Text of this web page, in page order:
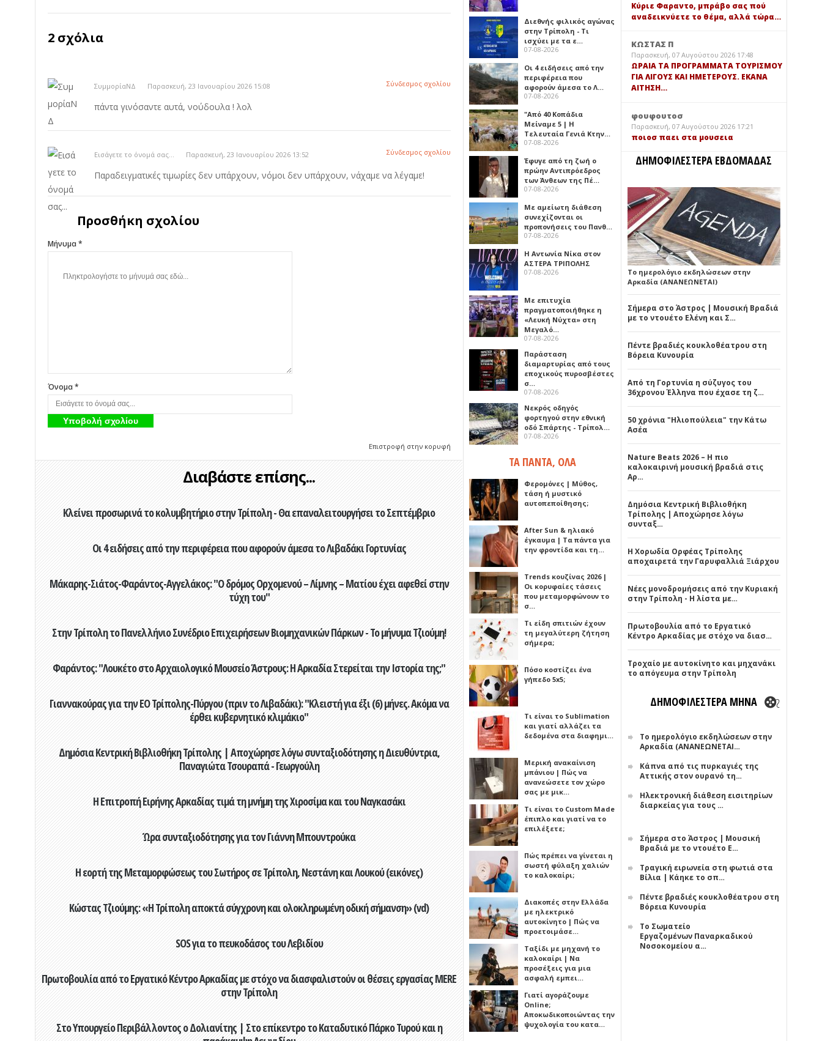
2 σχόλια
ΣυμμορίαΝΔ Παρασκευή, 23 Ιανουαρίου 2026 15:08 Σύνδεσμος σχολίου
πάντα γινόσαντε αυτά, νούδουλα ! λολ
Εισάγετε το όνομά σας... Παρασκευή, 23 Ιανουαρίου 2026 13:52 Σύνδεσμος σχολίου
Παραδειγματικές τιμωρίες δεν υπάρχουν, νόμοι δεν υπάρχουν, νάχαμε να λέγαμε!
Προσθήκη σχολίου
Μήνυμα *
Όνομα *
Επιστροφή στην κορυφή
Διαβάστε επίσης...
Κλείνει προσωρινά το κολυμβητήριο στην Τρίπολη - Θα επαναλειτουργήσει το Σεπτέμβριο
Οι 4 ειδήσεις από την περιφέρεια που αφορούν άμεσα το Λιβαδάκι Γορτυνίας
Μάκαρης-Σιάτος-Φαράντος-Αγγελάκος: "Ο δρόμος Ορχομενού – Λίμνης – Ματίου έχει αφεθεί στην
τύχη του"
Στην Τρίπολη το Πανελλήνιο Συνέδριο Επιχειρήσεων Βιομηχανικών Πάρκων - Το μήνυμα Τζιούμη!
Φαράντος: "Λουκέτο στο Αρχαιολογικό Μουσείο Άστρους: Η Αρκαδία Στερείται την Ιστορία της;"
Γιαννακούρας για την EO Τρίπολης-Πύργου (πριν το Λιβαδάκι): "Κλειστή για έξι (6) μήνες. Ακόμα να
έρθει κυβερνητικό κλιμάκιο"
Δημόσια Κεντρική Βιβλιοθήκη Τρίπολης | Αποχώρησε λόγω συνταξιοδότησης η Διευθύντρια,
Παναγιώτα Τσουραπά - Γεωργούλη
Η Επιτροπή Ειρήνης Αρκαδίας τιμά τη μνήμη της Χιροσίμα και του Ναγκασάκι
Ώρα συνταξιοδότησης για τον Γιάννη Μπουντρούκα
Η εορτή της Μεταμορφώσεως του Σωτήρος σε Τρίπολη, Νεστάνη και Λουκού (εικόνες)
Κώστας Τζιούμης: «Η Τρίπολη αποκτά σύγχρονη και ολοκληρωμένη οδική σήμανση» (vd)
SOS για το πευκοδάσος του Λεβιδίου
Πρωτοβουλία από το Εργατικό Κέντρο Αρκαδίας με στόχο να διασφαλιστούν οι θέσεις εργασίας MERE
στην Τρίπολη
Στο Υπουργείο Περιβάλλοντος ο Δολιανίτης | Στο επίκεντρο το Καταδυτικό Πάρκο Τυρού και η
Διεθνής φιλικός αγώνας
στην Τρίπολη - Τι
ισχύει με τα ε…
07-08-2026
Οι 4 ειδήσεις από την
περιφέρεια που
αφορούν άμεσα το Λ…
07-08-2026
"Από 40 Κοπάδια
Μείναμε 5 | Η
Τελευταία Γενιά Κτην…
07-08-2026
Έφυγε από τη ζωή ο
πρώην Αντιπρόεδρος
των Άνθεων της Πέ…
07-08-2026
Με αμείωτη διάθεση
συνεχίζονται οι
προπονήσεις του Πανθ…
07-08-2026
Η Αντωνία Νίκα στον
ΑΣΤΕΡΑ ΤΡΙΠΟΛΗΣ
07-08-2026
Με επιτυχία
πραγματοποιήθηκε η
«Λευκή Νύχτα» στη
Μεγαλό…
07-08-2026
Παράσταση
διαμαρτυρίας από τους
εποχικούς πυροσβέστες
σ…
07-08-2026
Νεκρός οδηγός
φορτηγού στην εθνική
οδό Σπάρτης - Τρίπολ…
07-08-2026
ΤΑ ΠΑΝΤΑ, ΟΛΑ
Φερομόνες | Μύθος,
τάση ή μυστικό
αυτοπεποίθησης;
After Sun & ηλιακό
έγκαυμα | Τα πάντα για
την φροντίδα και τη…
Trends κουζίνας 2026 |
Οι κορυφαίες τάσεις
που μεταμορφώνουν το
σ…
Τι είδη σπιτιών έχουν
τη μεγαλύτερη ζήτηση
σήμερα;
Πόσο κοστίζει ένα
γήπεδο 5x5;
Τι είναι το Sublimation
και γιατί αλλάζει τα
δεδομένα στα διαφημι…
Μερική ανακαίνιση
μπάνιου | Πώς να
ανανεώσετε τον χώρο
σας με μικ…
Τι είναι το Custom Made
έπιπλο και γιατί να το
επιλέξετε;
Πώς πρέπει να γίνεται η
σωστή φύλαξη χαλιών
το καλοκαίρι;
Διακοπές στην Ελλάδα
με ηλεκτρικό
αυτοκίνητο | Πώς να
προετοιμάσε…
Ταξίδι με μηχανή το
καλοκαίρι | Να
προσέξεις για μια
ασφαλή εμπει…
Γιατί αγοράζουμε
Online;
Αποκωδικοποιώντας την
ψυχολογία του κατα…
Κύριε Φαραντο, μπράβο σας πού
αναδεικνύετε το θέμα, αλλά τώρα…
ΚΩΣΤΑΣ Π
Παρασκευή, 07 Αυγούστου 2026 17:48
ΩΡΑΙΑ ΤΑ ΠΡΟΓΡΑΜΜΑΤΑ ΤΟΥΡΙΣΜΟΥ
ΓΙΑ ΛΙΓΟΥΣ ΚΑΙ ΗΜΕΤΕΡΟΥΣ. ΕΚΑΝΑ
ΑΙΤΗΣΗ…
φουφουτοσ
Παρασκευή, 07 Αυγούστου 2026 17:21
ποιοσ παει στα μουσεια
ΔΗΜΟΦΙΛΕΣΤΕΡΑ ΕΒΔΟΜΑΔΑΣ
Το ημερολόγιο εκδηλώσεων στην
Αρκαδία (ΑΝΑΝΕΩΝΕΤΑΙ)
Σήμερα στο Άστρος | Μουσική Βραδιά
με το ντουέτο Ελένη και Σ…
Πέντε βραδιές κουκλοθέατρου στη
Βόρεια Κυνουρία
Από τη Γορτυνία η σύζυγος του
36χρονου Έλληνα που έχασε τη ζ…
50 χρόνια "Ηλιοπούλεια" την Κάτω
Ασέα
Nature Beats 2026 – Η πιο
καλοκαιρινή μουσική βραδιά στις
Αρ…
Δημόσια Κεντρική Βιβλιοθήκη
Τρίπολης | Αποχώρησε λόγω
συνταξ…
Η Χορωδία Ορφέας Τρίπολης
αποχαιρετά την Γαρυφαλλιά Ξιάρχου
Νέες μονοδρομήσεις από την Κυριακή
στην Τρίπολη - Η λίστα με…
Πρωτοβουλία από το Εργατικό
Κέντρο Αρκαδίας με στόχο να διασ…
Τροχαίο με αυτοκίνητο και μηχανάκι
το απόγευμα στην Τρίπολη
ΔΗΜΟΦΙΛΕΣΤΕΡΑ ΜΗΝΑ
Το ημερολόγιο εκδηλώσεων στην
Αρκαδία (ΑΝΑΝΕΩΝΕΤΑΙ…
Κάπνα από τις πυρκαγιές της
Αττικής στον ουρανό τη…
Ηλεκτρονική διάθεση εισιτηρίων
διαρκείας για τους …
Σήμερα στο Άστρος | Μουσική
Βραδιά με το ντουέτο Ε…
Τραγική ειρωνεία στη φωτιά στα
Βίλια | Κάηκε το σπ…
Πέντε βραδιές κουκλοθέατρου στη
Βόρεια Κυνουρία
Το Σωματείο
Εργαζομένων Παναρκαδικού
Νοσοκομείου α…